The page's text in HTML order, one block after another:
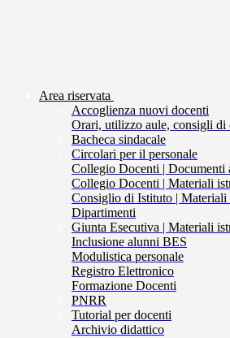
Area riservata
Accoglienza nuovi docenti
Orari, utilizzo aule, consigli di
Bacheca sindacale
Circolari per il personale
Collegio Docenti | Documenti
Collegio Docenti | Materiali
Consiglio di Istituto | Materiali
Dipartimenti
Giunta Esecutiva | Materiali
Inclusione alunni BES
Modulistica personale
Registro Elettronico
Formazione Docenti
PNRR
Tutorial per docenti
Archivio didattico